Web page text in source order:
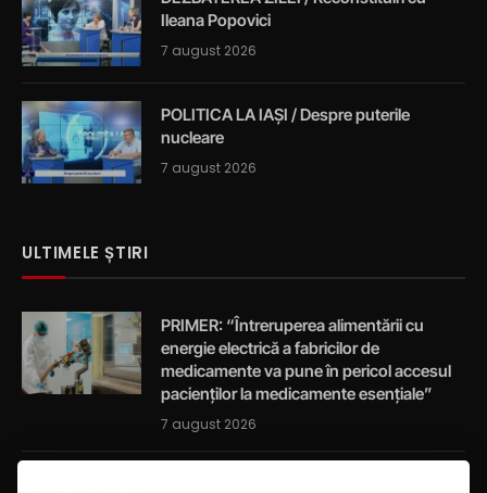
Ileana Popovici
7 august 2026
POLITICA LA IAȘI / Despre puterile
nucleare
7 august 2026
ULTIMELE ȘTIRI
PRIMER: “Întreruperea alimentării cu
energie electrică a fabricilor de
medicamente va pune în pericol accesul
pacienților la medicamente esențiale”
7 august 2026